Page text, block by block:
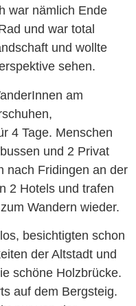
war nämlich Ende
und war total
und wollte
sehen.
am
4 Tage. Menschen
und 2 Privat
nach Fridingen an der
2 Hotels und trafen
Wandern wieder.
besichtigten schon
der Altstadt und
schöne Holzbrücke.
auf dem Bergsteig.